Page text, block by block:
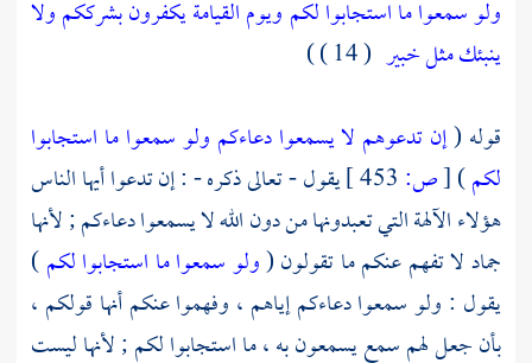
ولو سمعوا ما استجابوا لكم ويوم القيامة يكفرون بشرككم ولا
ينبئك مثل خبير ( 14 ) )
قوله (إن تدعوهم لا يسمعوا دعاءكم ولو سمعوا ما استجابوا
لكم)
[ص:
يقول - تعالى ذكره - : إن تدعوا أيها الناس
هؤلاء الآلهة التي تعبدونها من دون الله لا يسمعوا دعاءكم ; لأنها
جماد لا تفهم عنكم ما تقولون (ولو سمعوا ما استجابوا لكم)
يقول : ولو سمعوا دعاءكم إياهم ، وفهموا عنكم أنها قولكم ،
بأن جعل لهم سمع يسمعون به ، ما استجابوا لكم ; لأنها ليست